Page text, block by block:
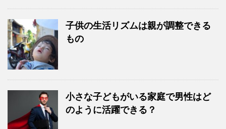
子供の生活リズムは親が調整できる
もの
小さな子どもがいる家庭で男性はど
のように活躍できる？